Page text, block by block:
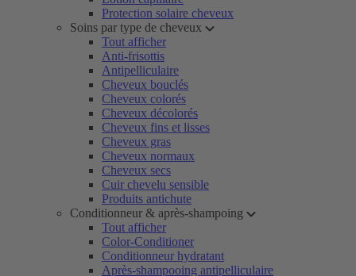
Protection solaire cheveux
Soins par type de cheveux
Tout afficher
Anti-frisottis
Antipelliculaire
Cheveux bouclés
Cheveux colorés
Cheveux décolorés
Cheveux fins et lisses
Cheveux gras
Cheveux normaux
Cheveux secs
Cuir chevelu sensible
Produits antichute
Conditionneur & après-shampoing
Tout afficher
Color-Conditioner
Conditionneur hydratant
Après-shampooing antipelliculaire